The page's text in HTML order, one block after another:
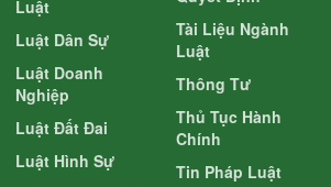
Luật
Luật Dân Sự
Luật Doanh
Nghiệp
Luật Đất Đai
Luật Hình Sự
Tài Liệu Ngành
Luật
Thông Tư
Thủ Tục Hành
Chính
Tin Pháp Luật